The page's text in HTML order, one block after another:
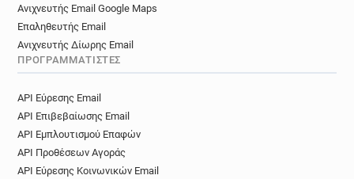
Ανιχνευτής Email Google Maps
Επαληθευτής Email
Ανιχνευτής Δίωρης Email
ΠΡΟΓΡΑΜΜΑΤΙΣΤΈΣ
API Εύρεσης Email
API Επιβεβαίωσης Email
API Εμπλουτισμού Επαφών
API Προθέσεων Αγοράς
API Εύρεσης Κοινωνικών Email